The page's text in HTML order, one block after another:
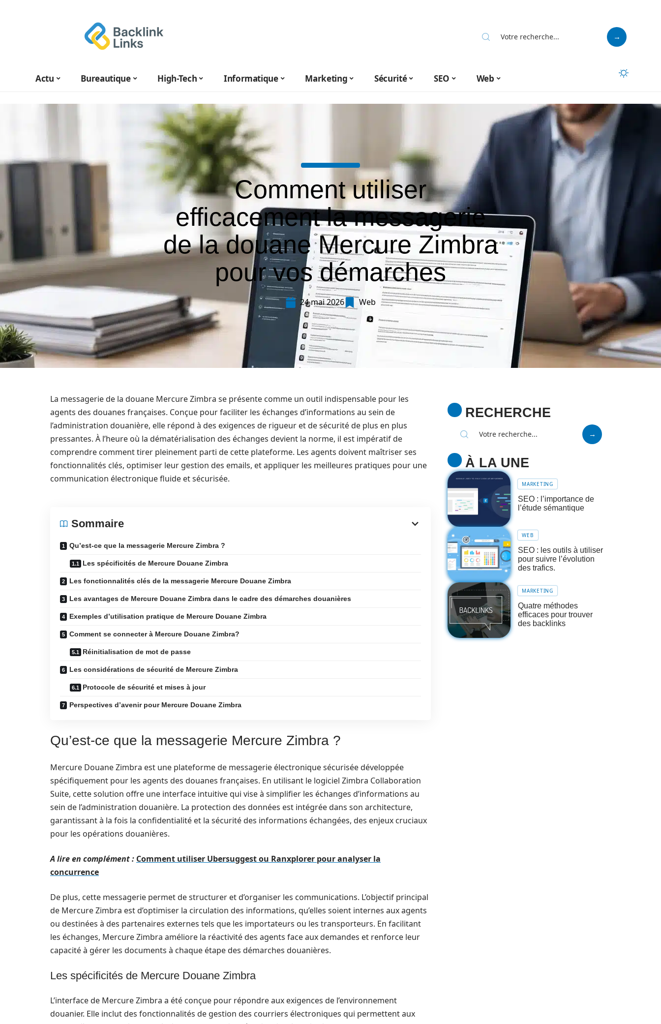
Actu Bureautique High-Tech Informatique Marketing Sécurité SEO Web
Comment utiliser
efficacement la messagerie
de la douane Mercure Zimbra
pour vos démarches
24 mai 2026 Web
La messagerie de la douane Mercure Zimbra se présente comme un outil indispensable pour les
agents des douanes françaises. Conçue pour faciliter les échanges d’informations au sein de
l’administration douanière, elle répond à des exigences de rigueur et de sécurité de plus en plus
pressantes. À l’heure où la dématérialisation des échanges devient la norme, il est impératif de
comprendre comment tirer pleinement parti de cette plateforme. Les agents doivent maîtriser ses
fonctionnalités clés, optimiser leur gestion des emails, et appliquer les meilleures pratiques pour une
communication électronique fluide et sécurisée.
Sommaire
Qu’est-ce que la messagerie Mercure Zimbra ?
Les spécificités de Mercure Douane Zimbra
Les fonctionnalités clés de la messagerie Mercure Douane Zimbra
Les avantages de Mercure Douane Zimbra dans le cadre des démarches douanières
Exemples d’utilisation pratique de Mercure Douane Zimbra
Comment se connecter à Mercure Douane Zimbra?
Réinitialisation de mot de passe
Les considérations de sécurité de Mercure Zimbra
Protocole de sécurité et mises à jour
Perspectives d’avenir pour Mercure Douane Zimbra
Qu’est-ce que la messagerie Mercure Zimbra ?
Mercure Douane Zimbra est une plateforme de messagerie électronique sécurisée développée
spécifiquement pour les agents des douanes françaises. En utilisant le logiciel Zimbra Collaboration
Suite, cette solution offre une interface intuitive qui vise à simplifier les échanges d’informations au
sein de l’administration douanière. La protection des données est intégrée dans son architecture,
garantissant à la fois la confidentialité et la sécurité des informations échangées, des enjeux cruciaux
pour les opérations douanières.
A lire en complément : Comment utiliser Ubersuggest ou Ranxplorer pour analyser la
concurrence
De plus, cette messagerie permet de structurer et d’organiser les communications. L’objectif principal
de Mercure Zimbra est d’optimiser la circulation des informations, qu’elles soient internes aux agents
ou destinées à des partenaires externes tels que les importateurs ou les transporteurs. En facilitant
les échanges, Mercure Zimbra améliore la réactivité des agents face aux demandes et renforce leur
capacité à gérer les documents à chaque étape des démarches douanières.
Les spécificités de Mercure Douane Zimbra
L’interface de Mercure Zimbra a été conçue pour répondre aux exigences de l’environnement
douanier. Elle inclut des fonctionnalités de gestion des courriers électroniques qui permettent aux
RECHERCHE
À LA UNE
MARKETING
SEO : l’importance de
l’étude sémantique
WEB
SEO : les outils à utiliser
pour suivre l’évolution
des trafics.
MARKETING
Quatre méthodes
efficaces pour trouver
des backlinks